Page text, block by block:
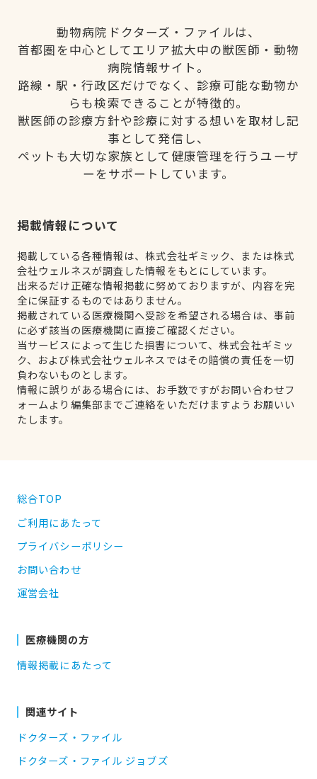
動物病院ドクターズ・ファイルは、
首都圏を中心としてエリア拡大中の獣医師・動物
病院情報サイト。
路線・駅・行政区だけでなく、診療可能な動物か
らも検索できることが特徴的。
獣医師の診療方針や診療に対する想いを取材し記
事として発信し、
ペットも大切な家族として健康管理を行うユーザ
ーをサポートしています。
掲載情報について
掲載している各種情報は、株式会社ギミック、または株式
会社ウェルネスが調査した情報をもとにしています。
出来るだけ正確な情報掲載に努めておりますが、内容を完
全に保証するものではありません。
掲載されている医療機関へ受診を希望される場合は、事前
に必ず該当の医療機関に直接ご確認ください。
当サービスによって生じた損害について、株式会社ギミッ
ク、および株式会社ウェルネスではその賠償の責任を一切
負わないものとします。
情報に誤りがある場合には、お手数ですがお問い合わせフ
ォームより編集部までご連絡をいただけますようお願いい
たします。
総合TOP
ご利用にあたって
プライバシーポリシー
お問い合わせ
運営会社
医療機関の方
情報掲載にあたって
関連サイト
ドクターズ・ファイル
ドクターズ・ファイル ジョブズ